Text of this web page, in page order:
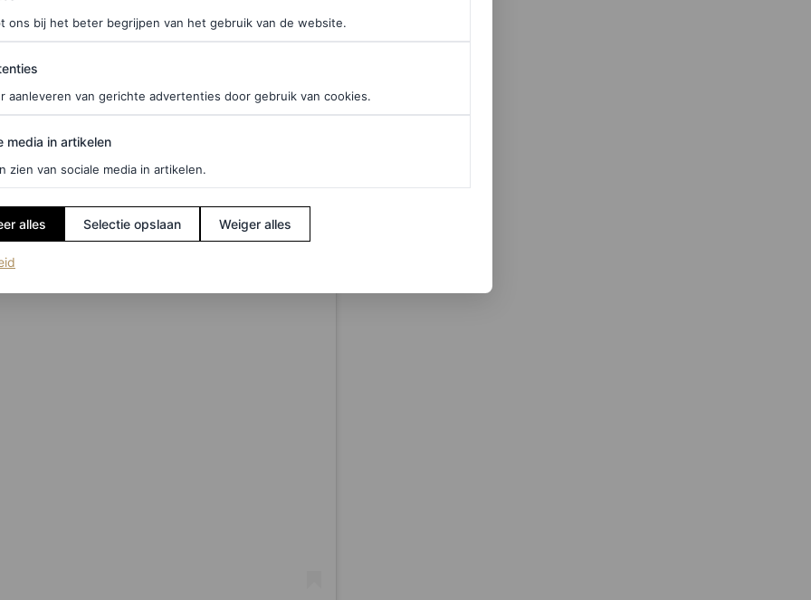
ons bij het beter begrijpen van het gebruik van de website.
aanleveren van gerichte advertenties door gebruik van cookies.
in artikelen
media in artikelen
zien van sociale media in artikelen.
alles Selectie opslaan Weiger alles